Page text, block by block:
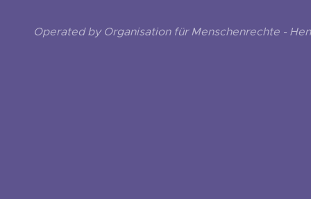
Operated by Organisation für Menschenrechte -